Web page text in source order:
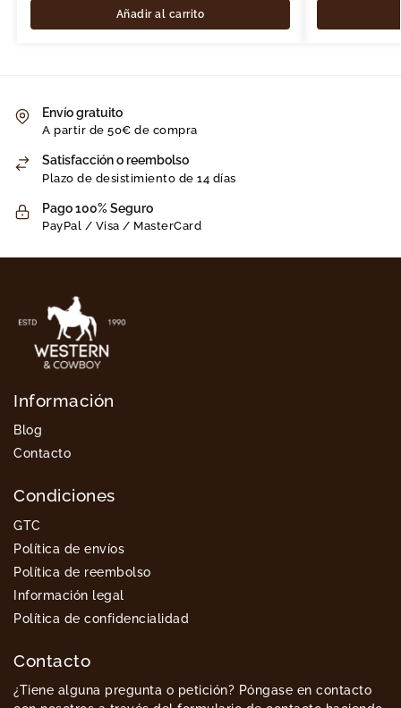
Añadir al carrito
Envío gratuito
A partir de 50€ de compra
Satisfacción o reembolso
Plazo de desistimiento de 14 días
Pago 100% Seguro
PayPal / Visa / MasterCard
Información
Blog
Contacto
Condiciones
GTC
Política de envíos
Política de reembolso
Información legal
Política de confidencialidad
Contacto
¿Tiene alguna pregunta o petición? Póngase en contacto